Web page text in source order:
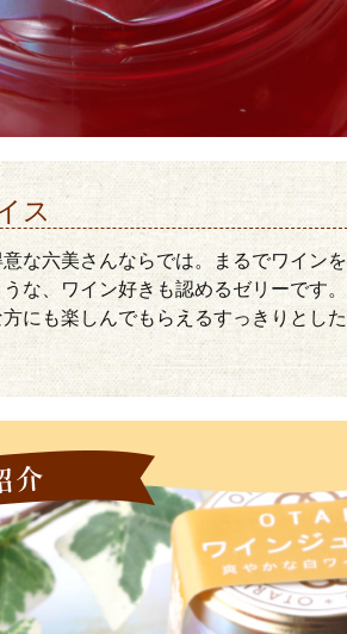
ス
な六美さんならでは。まるでワインを
な、ワイン好きも認めるゼリーです。
にも楽しんでもらえるすっきりとした